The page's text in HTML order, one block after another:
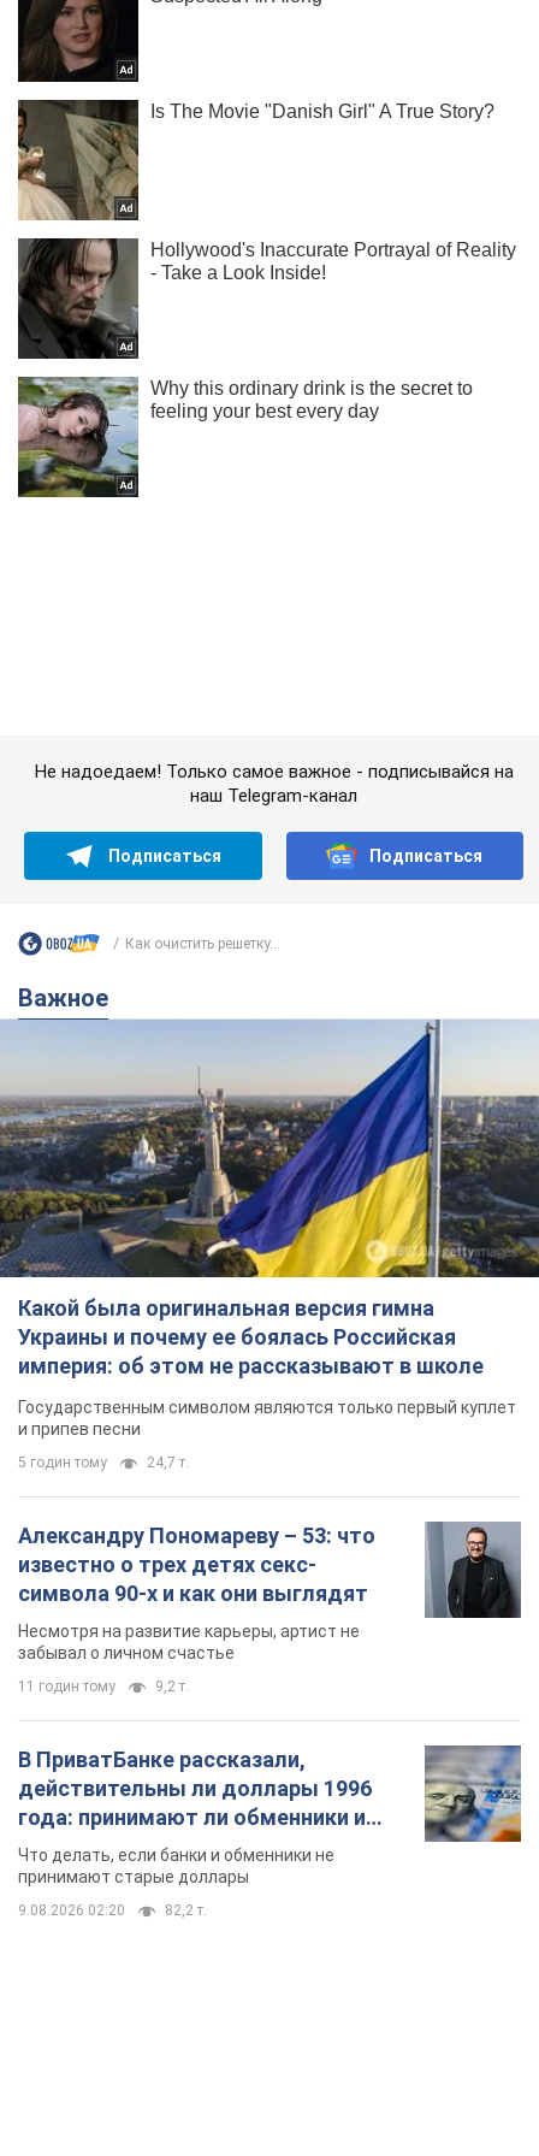
Важное
Какой была оригинальная версия гимна
Украины и почему ее боялась Российская
империя: об этом не рассказывают в школе
Государственным символом являются только первый куплет
и припев песни
5 годин тому 24,7 т.
Александру Пономареву – 53: что
известно о трех детях секс-
символа 90-х и как они выглядят
забывал о личном счастье
действительны ли доллары 1996
года: принимают ли обменники и
банки такие купюры
принимают старые доллары